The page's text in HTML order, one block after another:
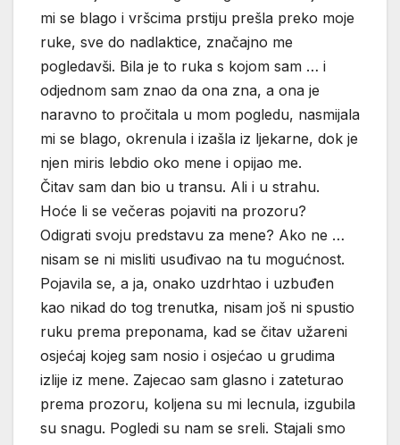
mi se blago i vršcima prstiju prešla preko moje
ruke, sve do nadlaktice, značajno me
pogledavši. Bila je to ruka s kojom sam … i
odjednom sam znao da ona zna, a ona je
naravno to pročitala u mom pogledu, nasmijala
mi se blago, okrenula i izašla iz ljekarne, dok je
njen miris lebdio oko mene i opijao me.
Čitav sam dan bio u transu. Ali i u strahu.
Hoće li se večeras pojaviti na prozoru?
Odigrati svoju predstavu za mene? Ako ne …
nisam se ni misliti usuđivao na tu mogućnost.
Pojavila se, a ja, onako uzdrhtao i uzbuđen
kao nikad do tog trenutka, nisam još ni spustio
ruku prema preponama, kad se čitav užareni
osjećaj kojeg sam nosio i osjećao u grudima
izlije iz mene. Zajecao sam glasno i zateturao
prema prozoru, koljena su mi lecnula, izgubila
su snagu. Pogledi su nam se sreli. Stajali smo